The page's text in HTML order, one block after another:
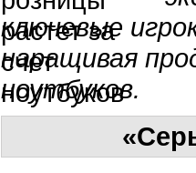
ключевые
наращивая
ноутбуков.